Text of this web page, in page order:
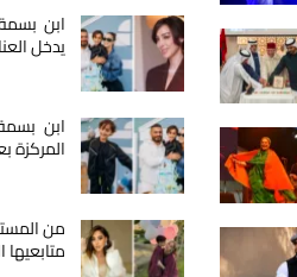
ابن
يدخل
ابن
المركزة
من
متابعيها